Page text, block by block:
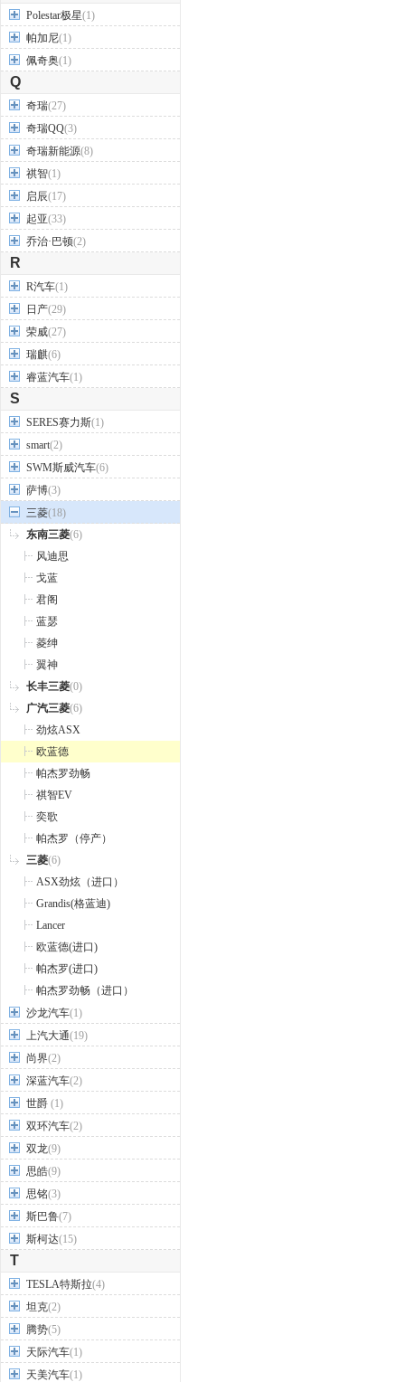
Polestar极星(1)
帕加尼(1)
佩奇奥(1)
Q
奇瑞(27)
奇瑞QQ(3)
奇瑞新能源(8)
祺智(1)
启辰(17)
起亚(33)
乔治·巴顿(2)
R
R汽车(1)
日产(29)
荣威(27)
瑞麒(6)
睿蓝汽车(1)
S
SERES赛力斯(1)
smart(2)
SWM斯威汽车(6)
萨博(3)
三菱(18)
东南三菱(6)
风迪思
戈蓝
君阁
蓝瑟
菱绅
翼神
长丰三菱(0)
广汽三菱(6)
劲炫ASX
欧蓝德
帕杰罗劲畅
祺智EV
奕歌
帕杰罗（停产）
三菱(6)
ASX劲炫（进口）
Grandis(格蓝迪)
Lancer
欧蓝德(进口)
帕杰罗(进口)
帕杰罗劲畅（进口）
沙龙汽车(1)
上汽大通(19)
尚界(2)
深蓝汽车(2)
世爵 (1)
双环汽车(2)
双龙(9)
思皓(9)
思铭(3)
斯巴鲁(7)
斯柯达(15)
T
TESLA特斯拉(4)
坦克(2)
腾势(5)
天际汽车(1)
天美汽车(1)